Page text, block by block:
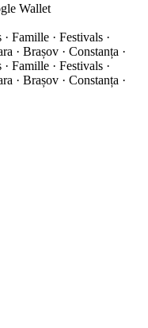
Wallet
Famille · Festivals ·
· Brașov · Constanța ·
Famille · Festivals ·
· Brașov · Constanța ·